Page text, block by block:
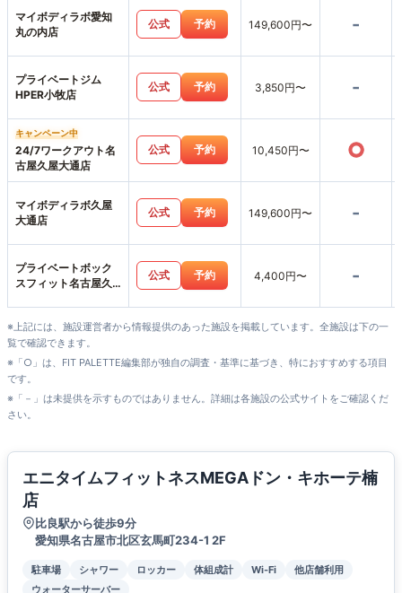
マイボディラボ愛知
丸の内店
公式 予約 149,600円〜 -
プライベートジム
HPER小牧店
公式 予約 3,850円〜 -
キャンペーン中
24/7ワークアウト名
古屋久屋大通店
公式 予約 10,450円〜 ○
マイボディラボ久屋
大通店
公式 予約 149,600円〜 -
プライベートボック
スフィット名古屋久
公式 予約 4,400円〜 -
※上記には、施設運営者から情報提供のあった施設を掲載しています。全施設は下の一
覧で確認できます。
※「○」は、FIT PALETTE編集部が独自の調査・基準に基づき、特におすすめする項目
です。
※「－」は未提供を示すものではありません。詳細は各施設の公式サイトをご確認くだ
さい。
エニタイムフィットネスMEGAドン・キホーテ楠
店
比良駅から徒歩9分
愛知県名古屋市北区玄馬町234-1 2F
駐車場 シャワー ロッカー 体組成計 Wi-Fi
他店舗利用
ウォーターサーバー